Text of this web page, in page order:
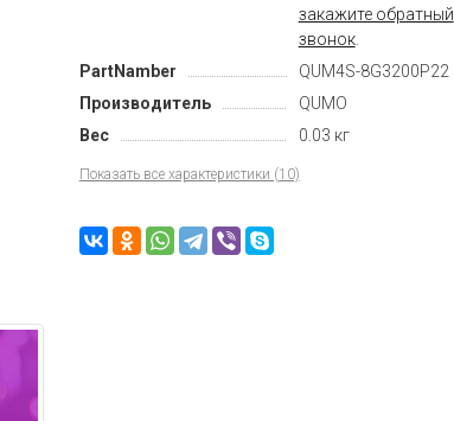
закажите обратный
звонок.
PartNamber
QUM4S-8G3200P22
Производитель
QUMO
Вес
0.03 кг
Показать все характеристики (10)